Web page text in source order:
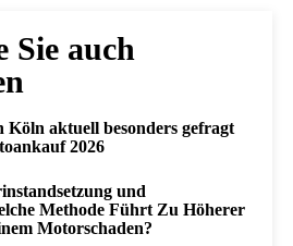
Sie auch
Köln aktuell besonders gefragt
2026
und
Methode Führt Zu Höherer
Motorschaden?